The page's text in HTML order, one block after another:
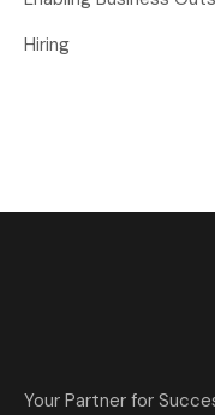
Hiring
Your Partner for